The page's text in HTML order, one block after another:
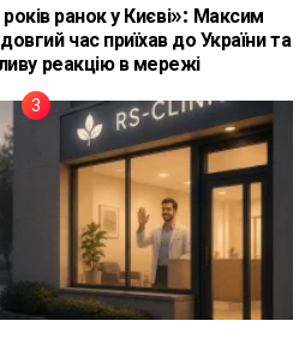
ранок у Києві»: Максим
час приїхав до України та
реакцію в мережі